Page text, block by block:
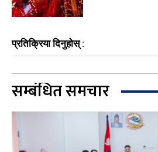
प्रतिक्रिया दिनुहोस् :
सम्बंधित समचार